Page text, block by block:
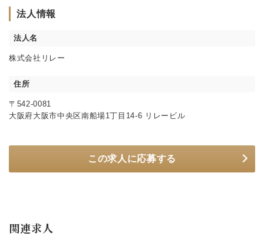
法人情報
法人名
株式会社リレー
住所
〒542-0081
大阪府大阪市中央区南船場1丁目14-6 リレービル
この求人に応募する
関連求人